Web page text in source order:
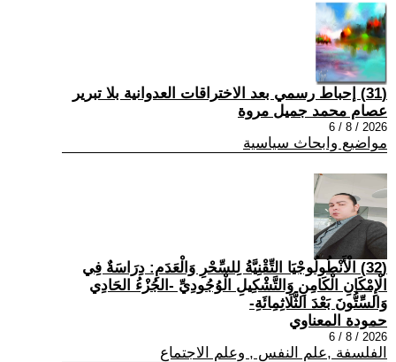
(31) إحباط رسمي بعد الاختراقات العدوانية بلا تبرير
عصام محمد جميل مروة
2026 / 8 / 6
مواضيع وابحاث سياسية
(32) الْأَنْطُولُوجْيَا التِّقْنِيَّةُ لِلسِّحْرِ وَالْعَدَمِ: دِرَاسَةٌ فِي
الْإِمْكَانِ الْكَامِنِ وَالتَّشْكِيلِ الْوُجُودِيِّ -الجُزْءُ الحَادِي
وَالسِّتُّونَ بَعْدَ الثَّلَاثِمِائَةِ-
حمودة المعناوي
2026 / 8 / 6
الفلسفة ,علم النفس , وعلم الاجتماع